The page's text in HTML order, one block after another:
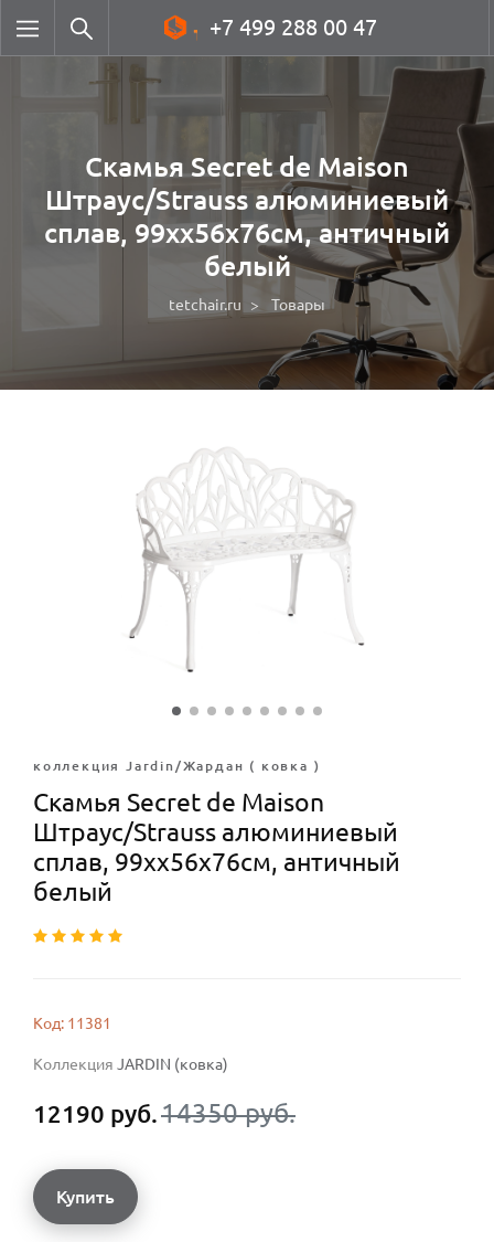
+7 499 288 00 47
Скамья Secret de Maison
Штраус/Strauss алюминиевый
сплав, 99хх56х76см, античный
белый
tetchair.ru Товары
коллекция Jardin/Жардан ( ковка )
Скамья Secret de Maison
Штраус/Strauss алюминиевый
сплав, 99хх56х76см, античный
белый
Код: 11381
Коллекция JARDIN (ковка)
12190 руб.14350 руб.
Купить